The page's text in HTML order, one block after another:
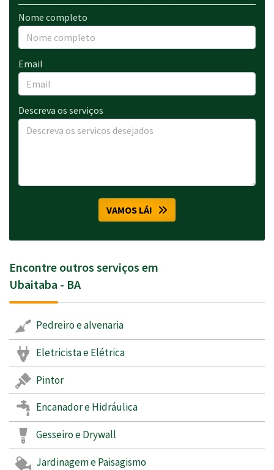
Nome completo
Email
Descreva os serviços
VAMOS LÁ!
Encontre outros serviços em
Ubaitaba - BA
Pedreiro e alvenaria
Eletricista e Elétrica
Pintor
Encanador e Hidráulica
Gesseiro e Drywall
Jardinagem e Paisagismo